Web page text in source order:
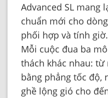
Advanced SL mang
chuẩn mới cho
phối hợp và tính giờ.
Mỗi cuộc đua ba
thách khác nhau:
bằng phẳng tốc độ,
ghề lộng gió cho